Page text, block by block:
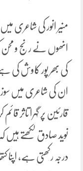
منیر انور کی شاعری
انھوں نے رنج و محن
کی بھر پور کاوش کی
ان کی شاعری میں سوز
قارئین پر گہرا تاثر
نوید صادق لکھتے ہیں
درجہ رکھتی ہے، اپنا